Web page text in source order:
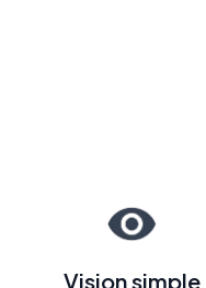
Vision simple